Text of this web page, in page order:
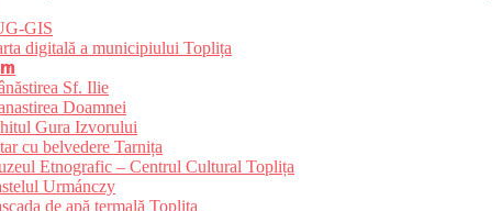
GIS
digitală a municipiului Toplița
Sf. Ilie
Doamnei
Gura Izvorului
cu belvedere Tarnița
Etnografic – Centrul Cultural Toplița
Urmánczy
de apă termală Toplița